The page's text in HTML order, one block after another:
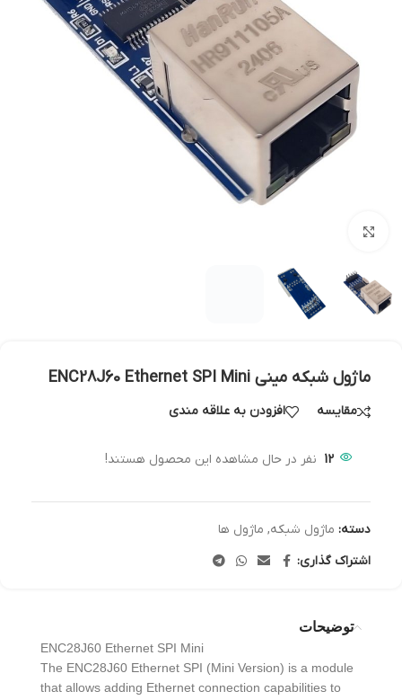
ماژول شبکه مینی ENC28J60 Ethernet SPI Mini
مقایسه افزودن به علاقه مندی
12 نفر در حال مشاهده این محصول هستند!
دسته: ماژول شبکه, ماژول ها
اشتراک گذاری:
توضیحات
ENC28J60 Ethernet SPI Mini
The ENC28J60 Ethernet SPI (Mini Version) is a module
that allows adding Ethernet connection capabilities to